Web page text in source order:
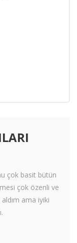
çok basit bütün
çok özenli ve
ama iyiki